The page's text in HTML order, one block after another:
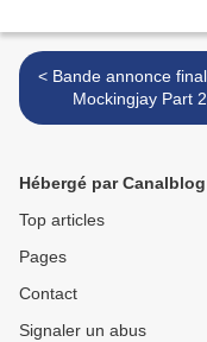
< Bande annonce finale de
Mockingjay Part 2
Hébergé par Canalblog
Top articles
Pages
Contact
Signaler un abus